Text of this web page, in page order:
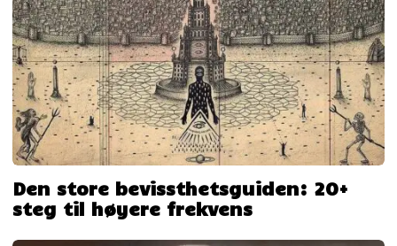
Den store bevissthetsguiden: 20+
steg til høyere frekvens